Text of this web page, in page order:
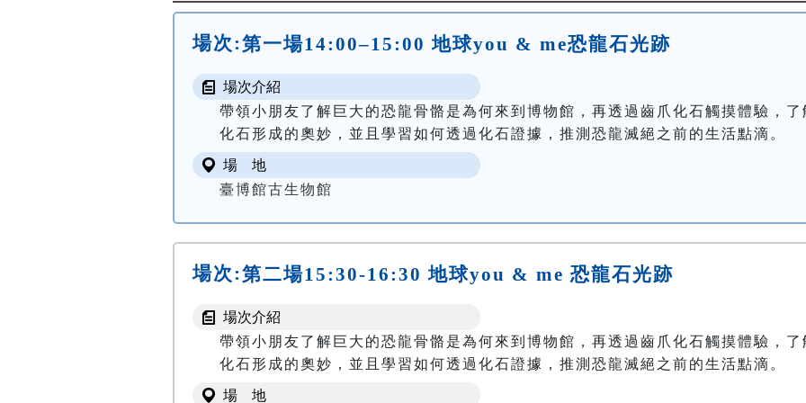
場次:第一場14:00–15:00 地球you & me恐龍石光跡
場次介紹
帶領小朋友了解巨大的恐龍骨骼是為何來到博物館，再透過齒爪化石觸摸體驗，了
化石形成的奧妙，並且學習如何透過化石證據，推測恐龍滅絕之前的生活點滴。
場 地
臺博館古生物館
場次:第二場15:30-16:30 地球you & me 恐龍石光跡
場次介紹
帶領小朋友了解巨大的恐龍骨骼是為何來到博物館，再透過齒爪化石觸摸體驗，了
化石形成的奧妙，並且學習如何透過化石證據，推測恐龍滅絕之前的生活點滴。
場 地